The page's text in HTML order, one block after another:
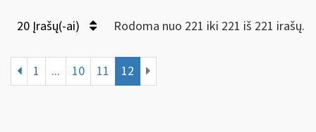
20 Įrašų(-ai) Rodoma nuo 221 iki 221 iš 221 irašų.
1 ... 10 11 12